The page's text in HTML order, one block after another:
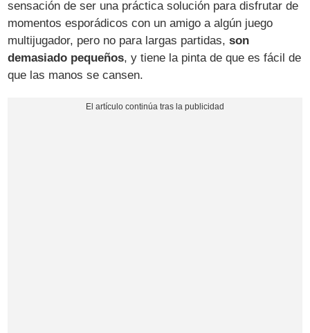
sensación de ser una práctica solución para disfrutar de
momentos esporádicos con un amigo a algún juego
multijugador, pero no para largas partidas,son
demasiado pequeños, y tiene la pinta de que es fácil de
que las manos se cansen.